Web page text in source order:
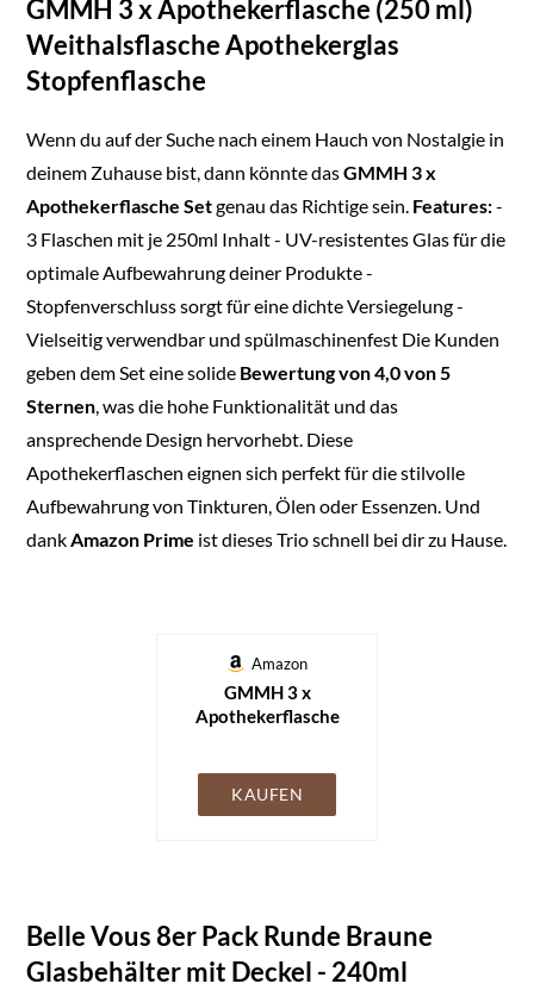
GMMH 3 x Apothekerflasche (250 ml)
Weithalsflasche Apothekerglas
Stopfenflasche
Wenn du auf der Suche nach einem Hauch von Nostalgie in
deinem Zuhause bist, dann könnte dasGMMH 3 x
Apothekerflasche Setgenau das Richtige sein. Features:-
3 Flaschen mit je 250ml Inhalt - UV-resistentes Glas für die
optimale Aufbewahrung deiner Produkte -
Stopfenverschluss sorgt für eine dichte Versiegelung -
Vielseitig verwendbar und spülmaschinenfest Die Kunden
geben dem Set eine solide Bewertung von 4,0 von 5
Sternen , was die hohe Funktionalität und das
ansprechende Design hervorhebt. Diese
Apothekerflaschen eignen sich perfekt für die stilvolle
Aufbewahrung von Tinkturen, Ölen oder Essenzen. Und
dank Amazon Prime ist dieses Trio schnell bei dir zu Hause.
Amazon
GMMH 3 x
Apothekerflasche
Apothekerglas
Stopfenflasche
Apothekergläser
Laborgläser
KAUFEN
Belle Vous 8er Pack Runde Braune
Glasbehälter mit Deckel - 240ml